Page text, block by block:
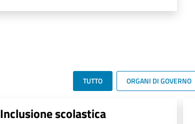
TUTTO ORGANI DI GOVERNO
Inclusione scolastica